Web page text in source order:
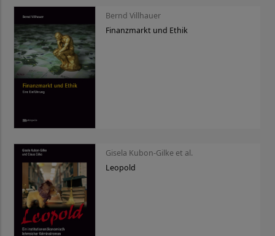
Bernd Villhauer
Finanzmarkt und Ethik
Gisela Kubon-Gilke et al.
Leopold